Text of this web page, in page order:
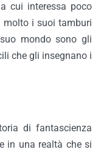
cui interessa poco
molto i suoi tamburi
mondo sono gli
che gli insegnano i
di fantascienza
in una realtà che si